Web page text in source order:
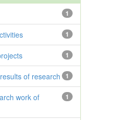
1
1
1
1
of research
1
work of